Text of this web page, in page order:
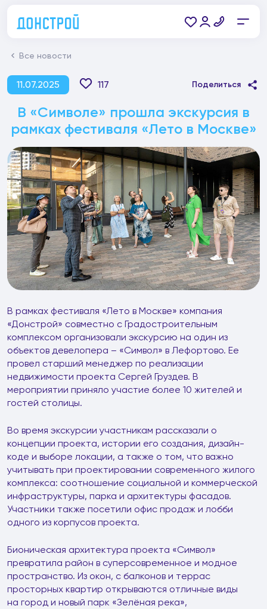
Все новости
11.07.2025 117 Поделиться
В «Символе» прошла экскурсия в
рамках фестиваля «Лето в Москве»
В рамках фестиваля «Лето в Москве» компания
«Донстрой» совместно с Градостроительным
комплексом организовали экскурсию на один из
объектов девелопера – «Символ» в Лефортово. Ее
провел старший менеджер по реализации
недвижимости проекта Сергей Груздев. В
мероприятии приняло участие более 10 жителей и
гостей столицы.
Во время экскурсии участникам рассказали о
концепции проекта, истории его создания, дизайн-
коде и выборе локации, а также о том, что важно
учитывать при проектировании современного жилого
комплекса: соотношение социальной и коммерческой
инфраструктуры, парка и архитектуры фасадов.
Участники также посетили офис продаж и лобби
одного из корпусов проекта.
Бионическая архитектура проекта «Символ»
превратила район в суперсовременное и модное
пространство. Из окон, с балконов и террас
просторных квартир открываются отличные виды
на город и новый парк «Зелёная река»,